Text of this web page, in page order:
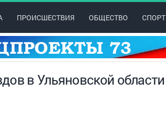
ПРОИСШЕСТВИЯ ОБЩЕСТВО СПОРТ
в Ульяновской области